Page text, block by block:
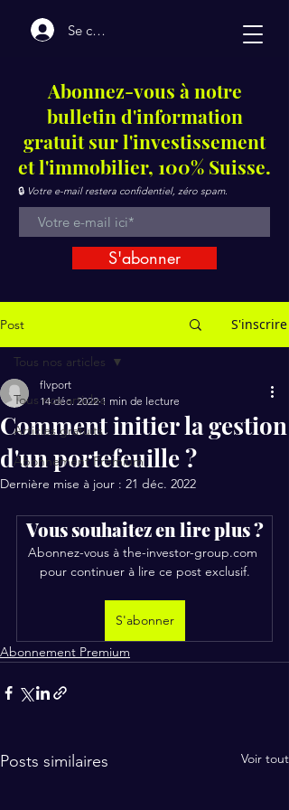
Se connecter
Post S'inscrire
Tous nos articles
Articles gratuits
Abonnement Premium
Tous nos articles
Comment initier la gestion
d'un portefeuille ?
flvport
14 déc. 2022 1 min de lecture
Dernière mise à jour : 21 déc. 2022
Vous souhaitez en lire plus ?
Abonnez-vous à the-investor-group.com
pour continuer à lire ce post exclusif.
S'abonner
Abonnement Premium
Posts similaires Voir tout
Abonnez-vous à notre
bulletin d'information
gratuit sur l'investissement
et l'immobilier, 100% Suisse.
🔒 Votre e-mail restera confidentiel, zéro spam.
S'abonner